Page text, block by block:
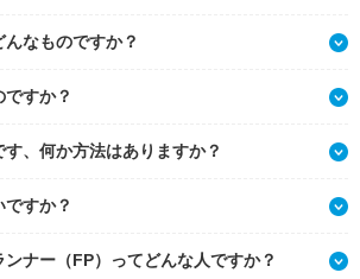
なものですか？
すか？
、何か方法はありますか？
すか？
ナー（FP）ってどんな人ですか？